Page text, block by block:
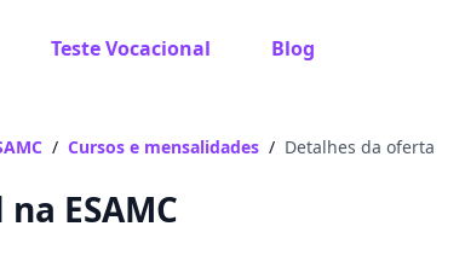
Teste Vocacional Blog
/ Cursos e mensalidades / Detalhes da oferta
ESAMC